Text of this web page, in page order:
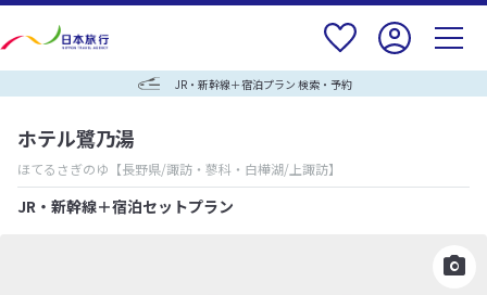
JR・新幹線＋宿泊プラン 検索・予約
ホテル鷺乃湯
ほてるさぎのゆ 【長野県/諏訪・蓼科・白樺湖/上諏訪】
JR・新幹線＋宿泊セットプラン